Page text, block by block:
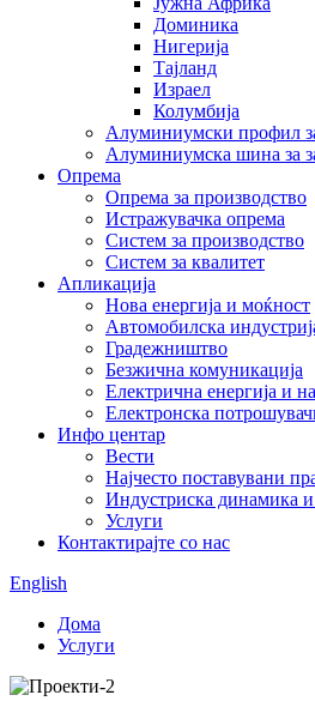
Доминика
Нигерија
Тајланд
Израел
Колумбија
Алуминиумски профил
Алуминиумска шина за
Опрема
Опрема за производство
Истражувачка опрема
Систем за производство
Систем за квалитет
Апликација
Нова енергија и моќност
Автомобилска
Градежништво
Безжична комуникација
Електрична енергија и
Електронска
Инфо центар
Вести
Најчесто поставувани
Индустриска динамика
Услуги
Контактирајте со нас
English
Дома
Услуги